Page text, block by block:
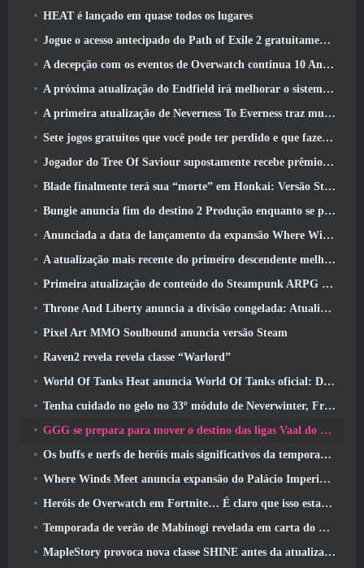
HEAT é lançado em quase todos os lugares
Jogue o acesso antecipado do Path of Exile 2 gratuitamente neste fim de semana
A decepção com os eventos de Overwatch continua 10 Aniversário do ano
A próxima atualização do Endfield irá melhorar o sistema de fábrica
A primeira atualização de Neverness To Everness traz muito para a mesa
Sete jogos gratuitos que você pode ter perdido e que fazem parte do Steam Ocean Fest
Jogador do Tree Of Saviour supostamente recebe prêmio especial por gastar US$ 100 mil no jogo
Blade finalmente terá sua “morte” em Honkai: Versão Star Rail 4.3
Bungie anuncia fim do destino 2 Produção enquanto se preparam para trabalhar em novos projetos
Anunciada a data de lançamento da expansão Where Winds Meet “Imperial Palace”
A atualização mais recente do primeiro descendente melhora o ciclo agrícola e atualiza o modo Onslaught
Primeira atualização de conteúdo do Steampunk ARPG Crystalfall para abordar “principais preocupações dos jogadores”
Throne And Liberty anuncia a divisão congelada: Atualização Nix
Pixel Art MMO Soulbound anuncia versão Steam
Raven2 revela revela classe “Warlord”
World Of Tanks Heat anuncia World Of Tanks oficial: Data de lançamento do HEAT
Tenha cuidado no gelo no 33º módulo de Neverwinter, Frio cortante
GGG se prepara para mover o destino das ligas Vaal do Path Of Exile 2 antes do lançamento do Return Of The Ancients
Os buffs e nerfs de heróis mais significativos da temporada 8
Where Winds Meet anuncia expansão do Palácio Imperial e compartilha um roteiro de conteúdo “massivo”
Heróis de Overwatch em Fortnite… É claro que isso estava prestes a acontecer
Temporada de verão de Mabinogi revelada em carta do produtor
MapleStory provoca nova classe SHINE antes da atualização de junho